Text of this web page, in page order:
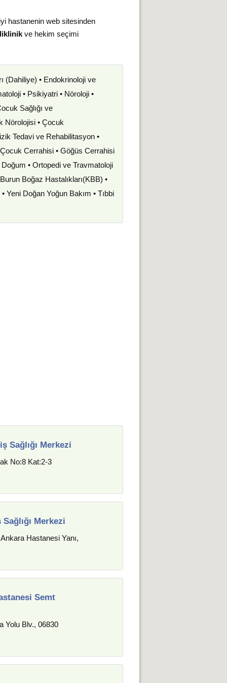
hastanenin web sitesinden
ve hekim seçimi
(Dahiliye) • Endokrinoloji ve
• Psikiyatri • Nöroloji •
Sağlığı ve
Nörolojisi • Çocuk
Tedavi ve Rehabilitasyon •
Cerrahisi • Göğüs Cerrahisi
Doğum • Ortopedi ve Travmatoloji
Boğaz Hastalıkları(KBB) •
Yeni Doğan Yoğun Bakım • Tıbbi
Sağlığı Merkezi
No:8 Kat:2-3
Merkezi
Hastanesi Yanı,
Semt
Yolu Blv., 06830